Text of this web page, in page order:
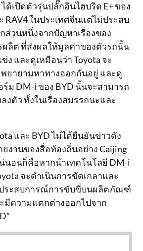
ด้เปิดตัวรุ่นปลั๊กอินไฮบริด E+ ของ
RAV4 ในประเทศจีนแต่ไม่ประสบ
ส่วนหนึ่งจากปัญหาเรื่องของ
ลิต ที่ส่งผลให้มูลค่าของตัวรถนั้น
ง และดูเหมือนว่า Toyota จะ
ยายามหาทางออกกันอยู่ และดู
ม DM-i ของ BYD นั้นจะสามารถ
งตัว ทั้งในเรื่องสมรรถนะและ
และ BYD ไม่ได้ยืนยันข่าวดัง
งานของสื่อท้องถิ่นอย่าง Caijing
นอนก็คือหากนำเทคโนโลยี DM-i
จะดำเนินการขัดเกลาและ
ระสบการณ์การขับขี่บนผลิตภัณฑ์
มีความแตกต่างออกไปจาก